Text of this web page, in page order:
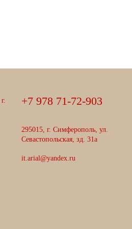
+7 978 71-72-903
295015, г. Симферополь, ул.
Севастопольская, зд. 31а
it.arial@yandex.ru